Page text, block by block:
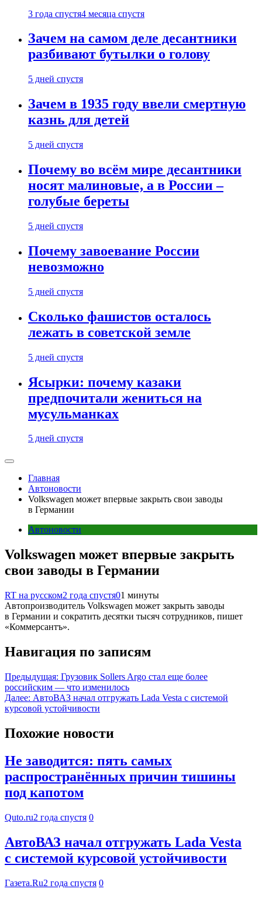
3 года спустя4 месяца спустя
Зачем на самом деле десантники
разбивают бутылки о голову
5 дней спустя
Зачем в 1935 году ввели смертную
казнь для детей
5 дней спустя
Почему во всём мире десантники
носят малиновые, а в России –
голубые береты
5 дней спустя
Почему завоевание России
невозможно
5 дней спустя
Сколько фашистов осталось
лежать в советской земле
5 дней спустя
Ясырки: почему казаки
предпочитали жениться на
мусульманках
5 дней спустя
Главная
Автоновости
Volkswagen может впервые закрыть свои заводы
в Германии
Автоновости
Volkswagen может впервые закрыть
свои заводы в Германии
RT на русском2 года спустя01 минуты
Автопроизводитель Volkswagen может закрыть заводы
в Германии и сократить десятки тысяч сотрудников, пишет
«Коммерсантъ».
Навигация по записям
Предыдущая: Грузовик Sollers Argo стал еще более
российским — что изменилось
Далее: АвтоВАЗ начал отгружать Lada Vesta с системой
курсовой устойчивости
Похожие новости
Не заводится: пять самых
распространённых причин тишины
под капотом
Quto.ru2 года спустя 0
АвтоВАЗ начал отгружать Lada Vesta
с системой курсовой устойчивости
Газета.Ru2 года спустя 0